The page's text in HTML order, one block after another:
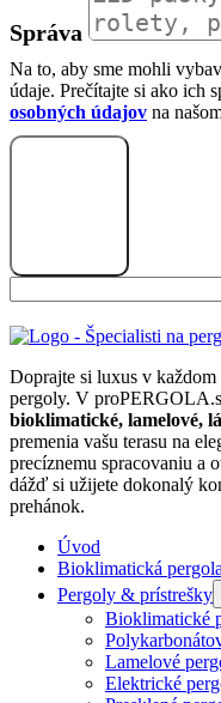
Správa
Na to, aby sme mohli
údaje. Prečítajte si ako ich
osobných údajov na
Doprajte si luxus v každom
pergoly. V
bioklimatické, lamelové,
premenia vašu terasu na
precíznemu spracovaniu a
dážď si užijete dokonalý
prehánok.
Úvod
Bioklimatická pergola
Pergoly & prístrešky
Bioklimatické
Lamelové
Elektrické